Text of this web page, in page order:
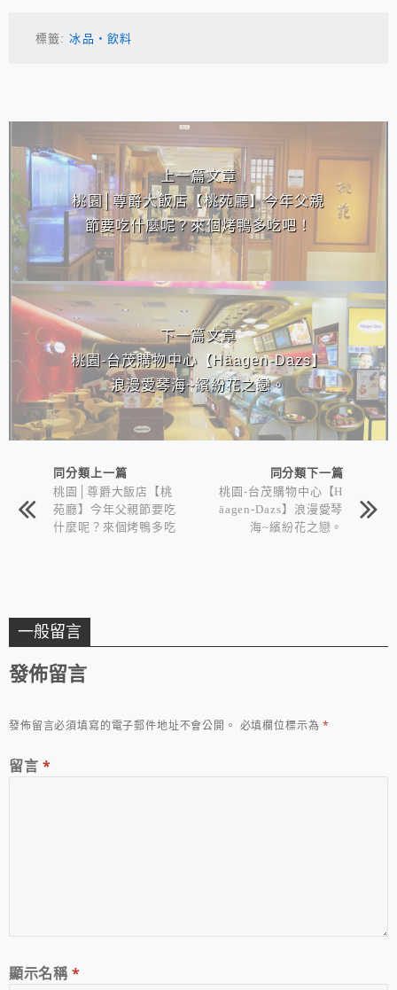
標籤:冰品‧飲料
相連文章
上一篇文章
桃園│尊爵大飯店【桃苑廳】今年父親
節要吃什麼呢？來個烤鴨多吃吧！
下一篇文章
桃園-台茂購物中心【Häagen-Dazs】
浪漫愛琴海~繽紛花之戀。
同分類上一篇
桃園│尊爵大飯店【桃
苑廳】今年父親節要吃
什麼呢？來個烤鴨多吃
同分類下一篇
桃園-台茂購物中心【H
äagen-Dazs】浪漫愛琴
海~繽紛花之戀。
一般留言
發佈留言
發佈留言必須填寫的電子郵件地址不會公開。 必填欄位標示為*
留言 *
顯示名稱*